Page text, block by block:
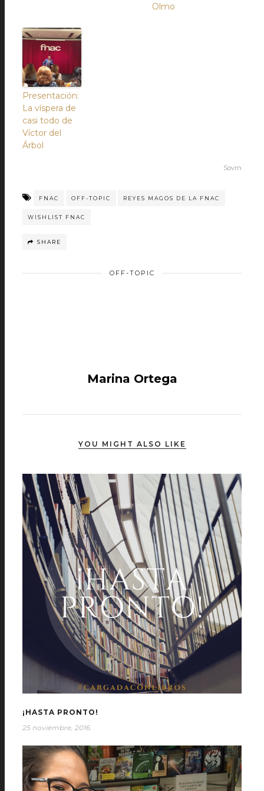
Olmo
Presentación:
La víspera de
casi todo de
Víctor del
Árbol
Sovrn
FNAC OFF-TOPIC REYES MAGOS DE LA FNAC
WISHLIST FNAC
SHARE
OFF-TOPIC
Marina Ortega
YOU MIGHT ALSO LIKE
¡HASTA PRONTO!
25 noviembre, 2016